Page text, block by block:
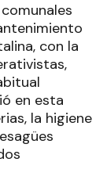
con la
en esta
la higiene